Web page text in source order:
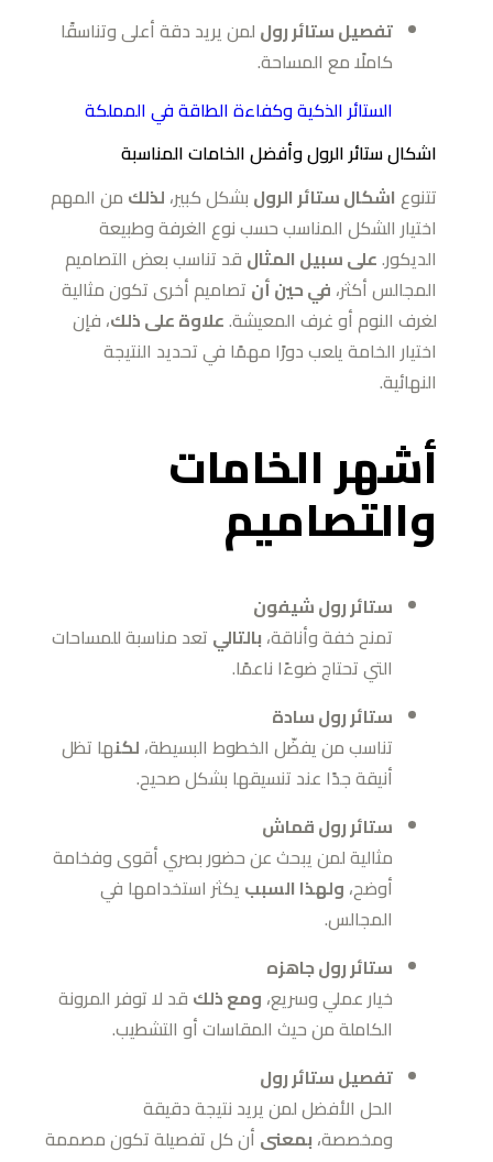
تفصيل ستائر رول لمن يريد دقة أعلى وتناسقًا
كاملًا مع المساحة.
الستائر الذكية وكفاءة الطاقة في المملكة
اشكال ستائر الرول وأفضل الخامات المناسبة
تتنوع اشكال ستائر الرول بشكل كبير، لذلك من المهم
اختيار الشكل المناسب حسب نوع الغرفة وطبيعة
الديكور.على سبيل المثال قد تناسب بعض التصاميم
المجالس أكثر، في حين أن تصاميم أخرى تكون مثالية
لغرف النوم أو غرف المعيشة.علاوة على ذلك، فإن
اختيار الخامة يلعب دورًا مهمًا في تحديد النتيجة
النهائية.
أشهر الخامات
والتصاميم
ستائر رول شيفون
تمنح خفة وأناقة، بالتالي تعد مناسبة للمساحات
التي تحتاج ضوءًا ناعمًا.
ستائر رول سادة
تناسب من يفضّل الخطوط البسيطة، لكنها تظل
أنيقة جدًا عند تنسيقها بشكل صحيح.
ستائر رول قماش
مثالية لمن يبحث عن حضور بصري أقوى وفخامة
أوضح، ولهذا السبب يكثر استخدامها في
المجالس.
ستائر رول جاهزه
خيار عملي وسريع، ومع ذلك قد لا توفر المرونة
الكاملة من حيث المقاسات أو التشطيب.
تفصيل ستائر رول
الحل الأفضل لمن يريد نتيجة دقيقة
ومخصصة، بمعنى أن كل تفصيلة تكون مصممة